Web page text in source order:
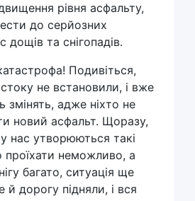
рівня асфальту,
до серйозних
дощів та снігопадів.
Подивіться,
не встановили, і вже
змінять, адже ніхто не
новий асфальт. Щоразу,
нас утворюються такі
проїхати неможливо, а
багато, ситуація ще
й дорогу підняли, і вся